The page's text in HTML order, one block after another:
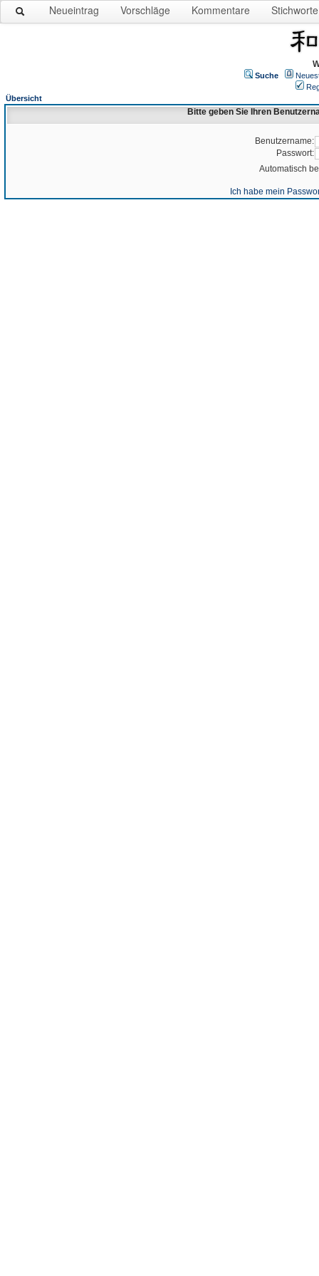
Neueintrag Vorschläge Kommentare Stichworte
Suche
Übersicht
Bitte geben Sie Ihren
Benutzername:
Passwort:
Automatisch
Ich habe mein